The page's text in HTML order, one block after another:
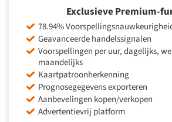
Exclusieve Premium-
78.94%
Geavanceerde handelssignalen
Voorspellingen per uur, dagelijks,
maandelijks
Kaartpatroonherkenning
Prognosegegevens exporteren
Aanbevelingen kopen/verkopen
Advertentievrij platform